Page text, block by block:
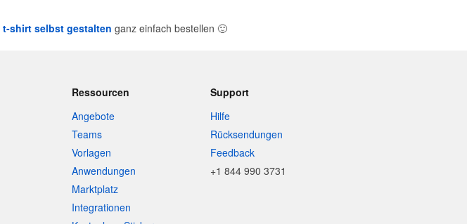
t-shirt selbst gestalten ganz einfach bestellen 🙂
Ressourcen
Angebote
Teams
Vorlagen
Anwendungen
Marktplatz
Integrationen
Support
Hilfe
Rücksendungen
Feedback
+1 844 990 3731